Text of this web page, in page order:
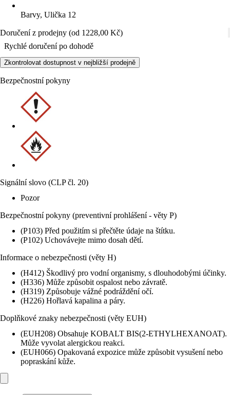
Barvy, Ulička 12
Doručení z prodejny (od 1228,00 Kč)
Rychlé doručení po dohodě
Zkontrolovat dostupnost v nejbližší prodejně
Bezpečnostní pokyny
Signální slovo (CLP čl. 20)
Pozor
Bezpečnostní pokyny (preventivní prohlášení - věty P)
(P103) Před použitím si přečtěte údaje na štítku.
(P102) Uchovávejte mimo dosah dětí.
Informace o nebezpečnosti (věty H)
(H412) Škodlivý pro vodní organismy, s dlouhodobými účinky.
(H336) Může způsobit ospalost nebo závratě.
(H319) Způsobuje vážné podráždění očí.
(H226) Hořlavá kapalina a páry.
Doplňkové znaky nebezpečnosti (věty EUH)
(EUH208) Obsahuje KOBALT BIS(2-ETHYLHEXANOAT).
Může vyvolat alergickou reakci.
(EUH066) Opakovaná expozice může způsobit vysušení nebo
popraskání kůže.